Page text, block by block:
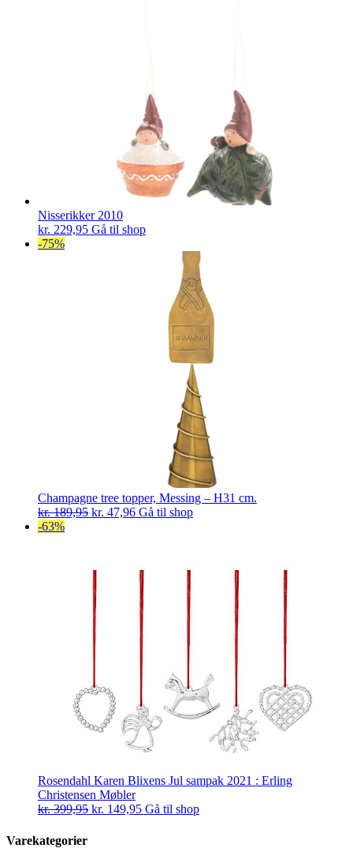
Nisserikker 2010
kr. 229,95 Gå til shop
-75%
Champagne tree topper, Messing – H31 cm.
kr.189,95 Den
kr. 189,95.
kr. 47,96Den
kr. 47,96.
Gå til shop
-63%
Rosendahl Karen Blixens Jul sampak 2021 : Erling
Christensen Møbler
kr.399,95 Den
kr. 149,95Den
Gå til shop
Varekategorier